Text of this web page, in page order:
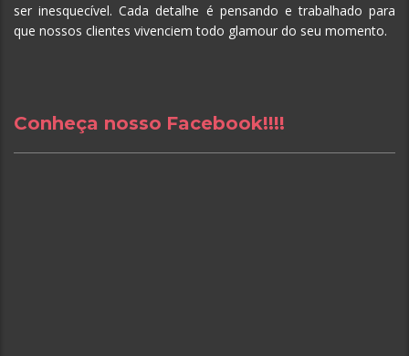
ser inesquecível.Cada detalhe é pensando e trabalhado para
que nossos clientes vivenciem todo glamour do seu momento.
Conheça nosso Facebook!!!!